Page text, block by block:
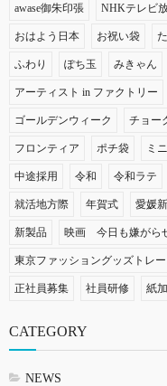
awase御朱印張 NHKテレビ
おはよう日本 お祝い袋
ふわり ぽち玉 みきゃん
アーティスト in ファクトリー
ゴールデンウィーク チョー
フロンティア ポチ袋 ミ
中途採用 令和 令和ラテ
就活地方際 年賀式 愛媛
新製品 映画 今日も嫌がら
東京ファッショングッズトレ
正社員募集 社員研修 紙
CATEGORY
NEWS